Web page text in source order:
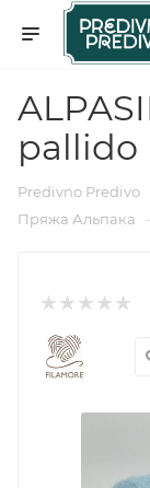
pallido
Predivno Predivo
Пряжа Альпака